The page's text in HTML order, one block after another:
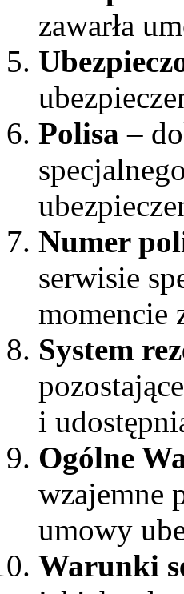
zawarła
Polisa –
Numer
serwisie
momencie
System
i
Ogólne
wzajemne
umowy
Warunki